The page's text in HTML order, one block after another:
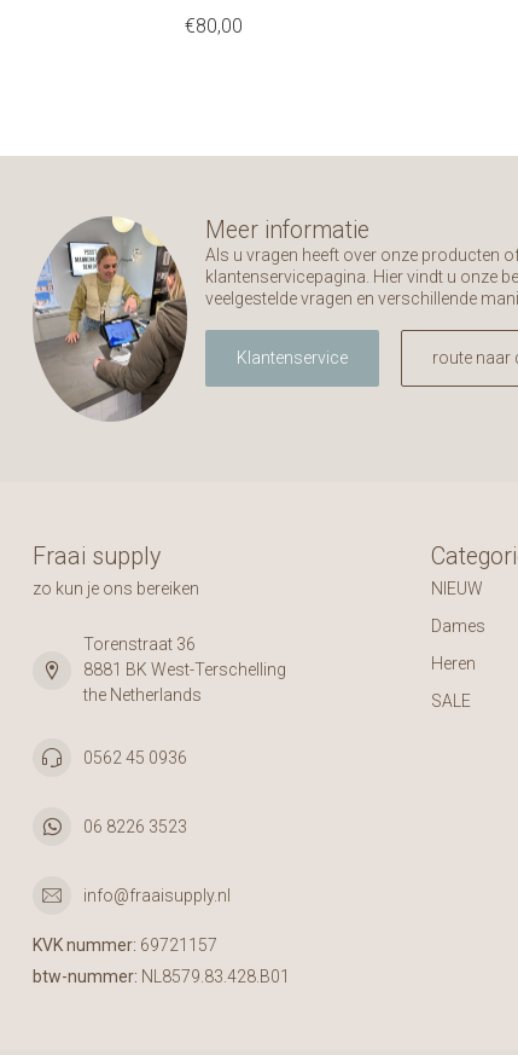
€80,00
Meer informatie
Als u vragen heeft over onze producten
klantenservicepagina. Hier vindt u onze
veelgestelde vragen en verschillende
Klantenservice route naar
Fraai supply
zo kun je ons bereiken
Torenstraat 36
8881 BK West-Terschelling
the Netherlands
0562 45 0936
06 8226 3523
info@fraaisupply.nl
KVK nummer: 69721157
btw-nummer: NL8579.83.428.B01
NIEUW
Dames
Heren
SALE